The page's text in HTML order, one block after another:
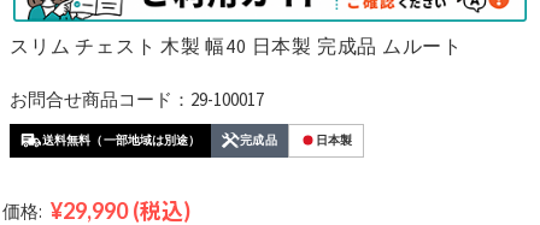
スリム チェスト 木製 幅40 日本製 完成品 ムルート
お問合せ商品コード：29-100017
送料無料（一部地域は別途） 完成品 日本製
価格: ¥29,990 (税込)